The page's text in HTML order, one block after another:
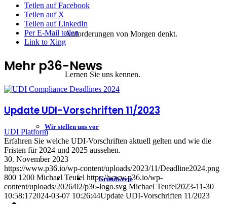
Anforderungen von Morgen denkt.
Lernen Sie uns kennen.
Wir stellen uns vor
Grundwerte
Teilen auf Facebook
Teilen auf X
Teilen auf LinkedIn
Per E-Mail teilen
Link to Xing
Mehr p36-News
Update UDI-Vorschriften 11/2023
UDI Platform
Erfahren Sie welche UDI-Vorschriften aktuell gelten und wie die
Fristen für 2024 und 2025 aussehen.
30. November 2023
https://www.p36.io/wp-content/uploads/2023/11/Deadline2024.png
800 1200 Michael Teufel https://www.p36.io/wp-
content/uploads/2026/02/p36-logo.svg Michael Teufel2023-11-30
10:58:172024-03-07 10:26:44Update UDI-Vorschriften 11/2023